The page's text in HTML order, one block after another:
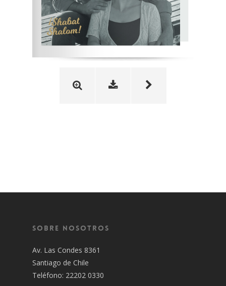
Sobre Nosotros
Av. Las Condes 8361
Santiago de Chile
Teléfono: 22202 0330